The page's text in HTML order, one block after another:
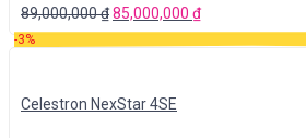
89,000,000₫85,000,000 ₫
-3%
Celestron NexStar 4SE